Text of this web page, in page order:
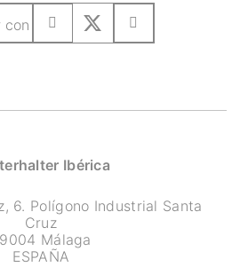
con
Ibérica
6. Polígono Industrial Santa
Cruz
Málaga
ESPAÑA